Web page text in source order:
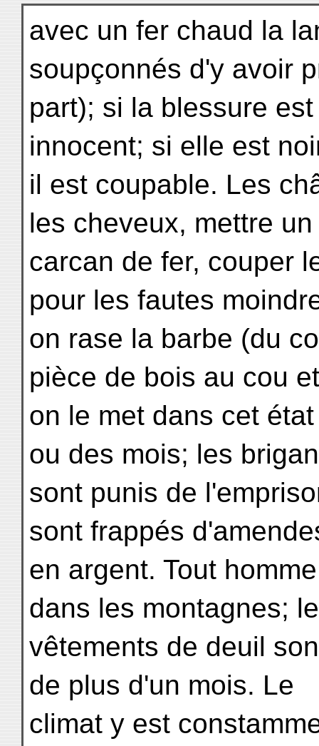
avec un fer chaud la
soupçonnés d'y avoir
part); si la blessure
innocent; si elle est
il est coupable. Les
les cheveux, mettre un
carcan de fer, couper
pour les fautes
on rase la barbe (du
pièce de bois au cou et
on le met dans cet
ou des mois; les
sont punis de
sont frappés
en argent. Tout
dans les montagnes;
vêtements de deuil
de plus d'un mois. Le
climat y est